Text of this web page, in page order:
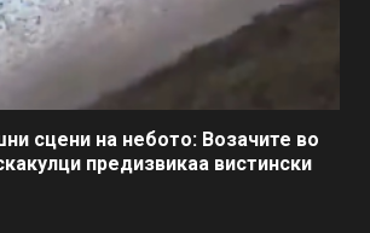
сцени на небото: Возачите во
предизвикаа вистински